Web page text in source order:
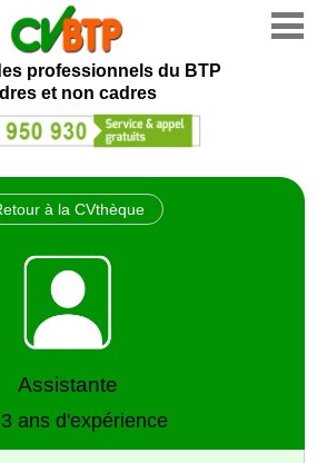
professionnels du BTP
et non cadres
à la CVthèque
Assistante
ans d'expérience